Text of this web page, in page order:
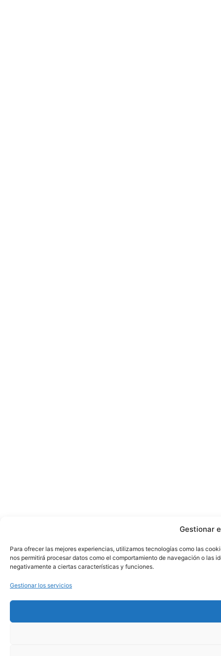
Gestionar
Para ofrecer las mejores experiencias, utilizamos tecnologías como las
nos permitirá procesar datos como el comportamiento de navegación o
negativamente a ciertas características y funciones.
Gestionar los servicios